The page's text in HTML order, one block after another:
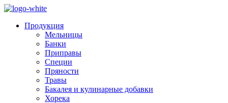
Продукция
Мельницы
Банки
Приправы
Специи
Пряности
Травы
Бакалея и кулинарные добавки
Хорека